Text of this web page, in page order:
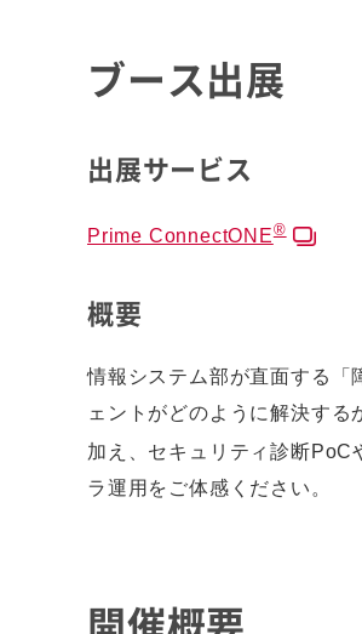
ブース出展
出展サービス
Prime ConnectONE®
概要
情報システム部が直面する「
ェントがどのように解決す
加え、セキュリティ診断PoC
ラ運用をご体感ください。